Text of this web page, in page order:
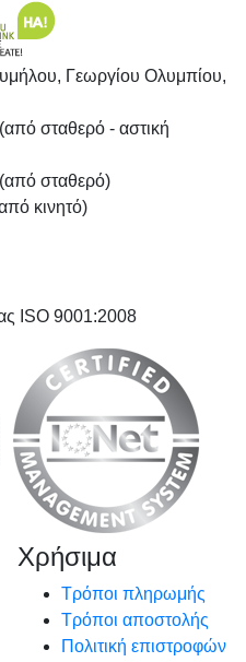
Γεωργίου Ολυμπίου,
(από σταθερό - αστική
(από σταθερό)
κινητό)
ISO 9001:2008
Χρήσιμα
Τρόποι πληρωμής
Τρόποι αποστολής
Πολιτική επιστροφών